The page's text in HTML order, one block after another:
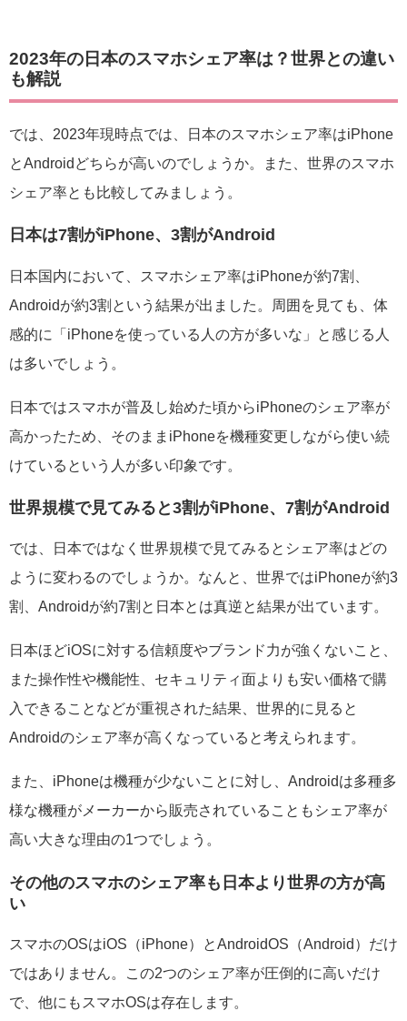
2023年の日本のスマホシェア率は？世界との違い
も解説
では、2023年現時点では、日本のスマホシェア率はiPhone
とAndroidどちらが高いのでしょうか。また、世界のスマホ
シェア率とも比較してみましょう。
日本は7割がiPhone、3割がAndroid
日本国内において、スマホシェア率はiPhoneが約7割、
Androidが約3割という結果が出ました。周囲を見ても、体
感的に「iPhoneを使っている人の方が多いな」と感じる人
は多いでしょう。
日本ではスマホが普及し始めた頃からiPhoneのシェア率が
高かったため、そのままiPhoneを機種変更しながら使い続
けているという人が多い印象です。
世界規模で見てみると3割がiPhone、7割がAndroid
では、日本ではなく世界規模で見てみるとシェア率はどの
ように変わるのでしょうか。なんと、世界ではiPhoneが約3
割、Androidが約7割と日本とは真逆と結果が出ています。
日本ほどiOSに対する信頼度やブランド力が強くないこと、
また操作性や機能性、セキュリティ面よりも安い価格で購
入できることなどが重視された結果、世界的に見ると
Androidのシェア率が高くなっていると考えられます。
また、iPhoneは機種が少ないことに対し、Androidは多種多
様な機種がメーカーから販売されていることもシェア率が
高い大きな理由の1つでしょう。
その他のスマホのシェア率も日本より世界の方が高
い
スマホのOSはiOS（iPhone）とAndroidOS（Android）だけ
ではありません。この2つのシェア率が圧倒的に高いだけ
で、他にもスマホOSは存在します。